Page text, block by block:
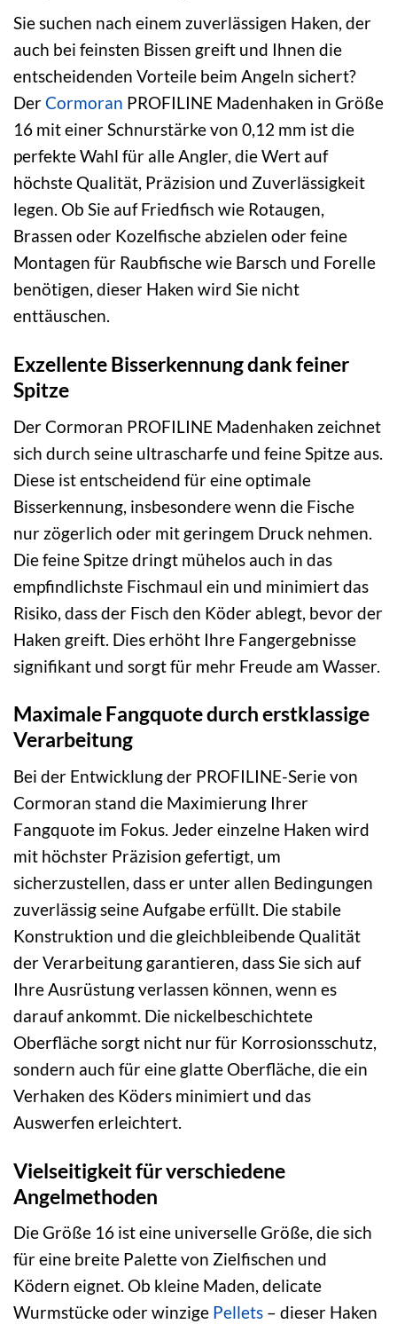
Sie suchen nach einem zuverlässigen Haken, der
auch bei feinsten Bissen greift und Ihnen die
entscheidenden Vorteile beim Angeln sichert?
DerCormoran PROFILINE Madenhaken in Größe
16 mit einer Schnurstärke von 0,12 mm ist die
perfekte Wahl für alle Angler, die Wert auf
höchste Qualität, Präzision und Zuverlässigkeit
legen. Ob Sie auf Friedfisch wie Rotaugen,
Brassen oder Kozelfische abzielen oder feine
Montagen für Raubfische wie Barsch und Forelle
benötigen, dieser Haken wird Sie nicht
enttäuschen.
Exzellente Bisserkennung dank feiner
Spitze
Der Cormoran PROFILINE Madenhaken zeichnet
sich durch seine ultrascharfe und feine Spitze aus.
Diese ist entscheidend für eine optimale
Bisserkennung, insbesondere wenn die Fische
nur zögerlich oder mit geringem Druck nehmen.
Die feine Spitze dringt mühelos auch in das
empfindlichste Fischmaul ein und minimiert das
Risiko, dass der Fisch den Köder ablegt, bevor der
Haken greift. Dies erhöht Ihre Fangergebnisse
signifikant und sorgt für mehr Freude am Wasser.
Maximale Fangquote durch erstklassige
Verarbeitung
Bei der Entwicklung der PROFILINE-Serie von
Cormoran stand die Maximierung Ihrer
Fangquote im Fokus. Jeder einzelne Haken wird
mit höchster Präzision gefertigt, um
sicherzustellen, dass er unter allen Bedingungen
zuverlässig seine Aufgabe erfüllt. Die stabile
Konstruktion und die gleichbleibende Qualität
der Verarbeitung garantieren, dass Sie sich auf
Ihre Ausrüstung verlassen können, wenn es
darauf ankommt. Die nickelbeschichtete
Oberfläche sorgt nicht nur für Korrosionsschutz,
sondern auch für eine glatte Oberfläche, die ein
Verhaken des Köders minimiert und das
Auswerfen erleichtert.
Vielseitigkeit für verschiedene
Angelmethoden
Die Größe 16 ist eine universelle Größe, die sich
für eine breite Palette von Zielfischen und
Ködern eignet. Ob kleine Maden, delicate
Wurmstücke oder winzige Pellets – dieser Haken